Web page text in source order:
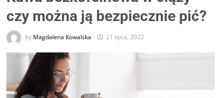
czy można ją bezpiecznie pić?
by Magdalena Kowalska 21 lipca, 2022